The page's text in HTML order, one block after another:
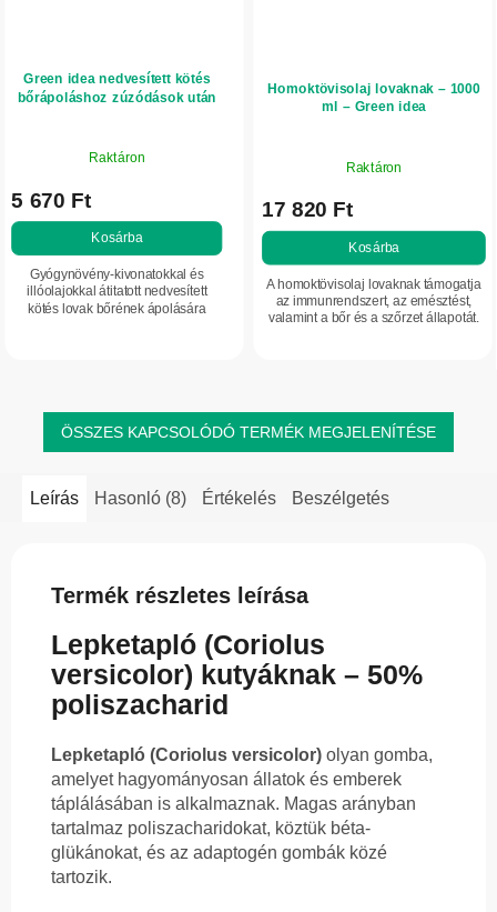
Green idea nedvesített kötés
bőrápoláshoz zúzódások után
Raktáron
5 670 Ft
Kosárba
Gyógynövény-kivonatokkal és
illóolajokkal átitatott nedvesített
kötés lovak bőrének ápolására
Homoktövisolaj lovaknak – 1000
ml – Green idea
Raktáron
17 820 Ft
Kosárba
A homoktövisolaj lovaknak támogatja
az immunrendszert, az emésztést,
valamint a bőr és a szőrzet állapotát.
ÖSSZES KAPCSOLÓDÓ TERMÉK MEGJELENÍTÉSE
Leírás Hasonló (8) Értékelés Beszélgetés
Termék részletes leírása
Lepketapló (Coriolus
versicolor) kutyáknak – 50%
poliszacharid
Lepketapló (Coriolus versicolor) olyan gomba,
amelyet hagyományosan állatok és emberek
táplálásában is alkalmaznak. Magas arányban
tartalmaz poliszacharidokat, köztük béta-
glükánokat, és az adaptogén gombák közé
tartozik.